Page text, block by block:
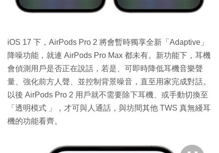
iOS 17 下，AirPods Pro 2 將會暫時獨享全新「Adaptive」
降噪功能，就連 AirPods Pro Max 都未有。新功能下，耳機
會偵測用戶是否正在說話，若是、可即時降低耳機音樂聲
量、強化前方人聲、並控制背景噪音，直至用家完成對話。
以後 AirPods Pro 2 用戶就不需要除下耳機、或手動切換至
「透明模式 」，才可與人通話，與坊間其他 TWS 真無綫耳
機的功能看齊。